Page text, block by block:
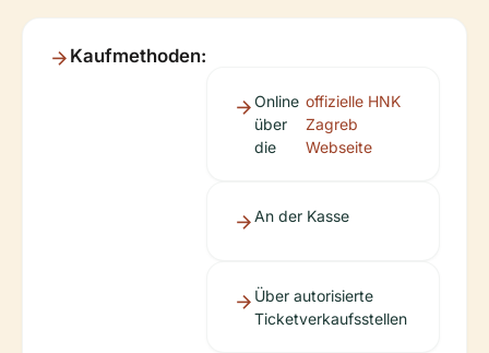
Kaufmethoden:
Online
über
die
offizielle HNK
Zagreb
Webseite
An der Kasse
Über autorisierte
Ticketverkaufsstellen